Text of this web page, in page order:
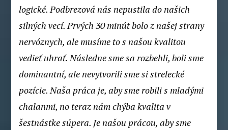
logické. Podbrezová nás nepustila do našich
silných vecí. Prvých 30 minút bolo z našej strany
nervóznych, ale musíme to s našou kvalitou
vedieť uhrať. Následne sme sa rozbehli, boli sme
dominantní, ale nevytvorili sme si strelecké
pozície. Naša práca je, aby sme robili s mladými
chalanmi, no teraz nám chýba kvalita v
šestnástke súpera. Je našou prácou, aby sme